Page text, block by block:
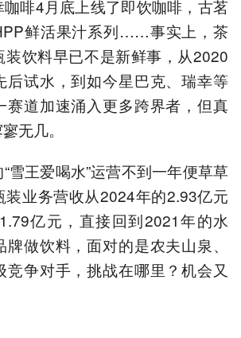
啡4月底上线了即饮咖啡，古茗
鲜活果汁系列……事实上，茶
装饮料早已不是新鲜事，从2020
后试水，到如今星巴克、瑞幸等
赛道加速涌入更多跨界者，但真
无几。
雪王爱喝水”运营不到一年便草草
装业务营收从2024年的2.93亿元
亿元，直接回到2021年的水
做饮料，面对的是农夫山泉、
竞争对手，挑战在哪里？机会又